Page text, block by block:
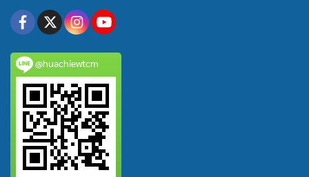
@huachiewtcm